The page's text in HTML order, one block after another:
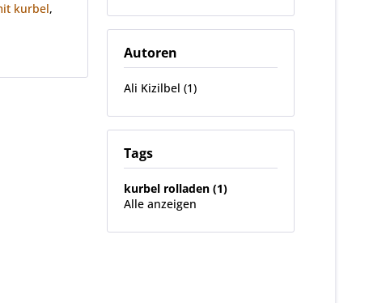
Autoren
Ali Kizilbel (1)
Tags
kurbel rolladen (1)
Alle anzeigen
kurbel,